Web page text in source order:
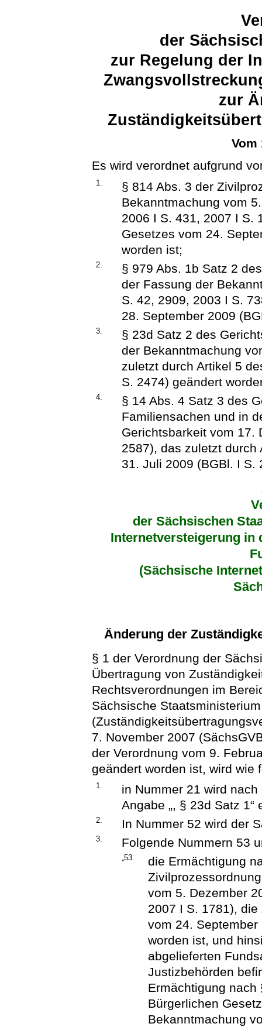
der
zur Regelung der
zur
Vom
Es wird verordnet aufgrund
1.
§ 814 Abs. 3 der
Bekanntmachung vom
2006 I S. 431, 2007 I S.
Gesetzes vom 24.
worden ist;
2.
§ 979 Abs. 1b Satz 2
der Fassung der
S. 42, 2909, 2003 I S.
28. September 2009
3.
§ 23d Satz 2 des
der Bekanntmachung
zuletzt durch Artikel 5
S. 2474) geändert
4.
§ 14 Abs. 4 Satz 3 des
Familiensachen und in
Gerichtsbarkeit vom 17.
2587), das zuletzt
31. Juli 2009 (BGBl. I S.
der Sächsischen
Internetversteigerung in
(Sächsische
Änderung der
§ 1 der Verordnung der
Übertragung von
Rechtsverordnungen im
Sächsische
7. November 2007
der Verordnung vom 9.
geändert worden ist, wird wie
1.
in Nummer 21 wird nach
Angabe „, § 23d Satz 1“
2. In Nummer 52 wird der
3. Folgende Nummern 53
„53.
die Ermächtigung
vom 5. Dezember
2007 I S. 1781),
vom 24.
worden ist, und
abgelieferten
Justizbehörden
Ermächtigung nach
Bürgerlichen
Bekanntmachung